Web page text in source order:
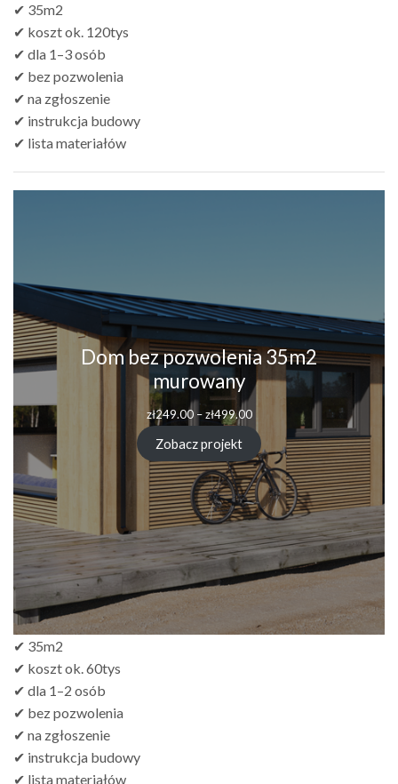
✔ 35m2
✔ koszt ok. 120tys
✔ dla 1–3 osób
✔ bez pozwolenia
✔ na zgłoszenie
✔ instrukcja budowy
✔ lista materiałów
Dom bez pozwolenia 35m2
murowany
zł249.00 – zł499.00Zakres
od
zł249.00
do
zł499.00
Zobacz projekt
✔ 35m2
✔ koszt ok. 60tys
✔ dla 1–2 osób
✔ bez pozwolenia
✔ na zgłoszenie
✔ instrukcja budowy
✔ lista materiałów